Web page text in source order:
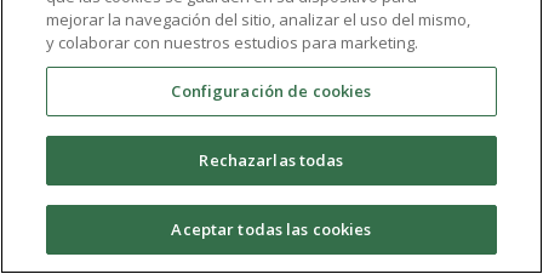
mejorar la navegación del sitio, analizar el uso del mismo,
y colaborar con nuestros estudios para marketing.
Configuración de cookies
Rechazarlas todas
Aceptar todas las cookies